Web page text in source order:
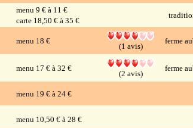
menu 9 € à 11 €
carte 18,50 € à 35 €
menu 18 €
(1 avis)
ferme
menu 17 € à 32 €
(2 avis)
ferme
menu 19 € à 24 €
menu 10,50 € à 28 €